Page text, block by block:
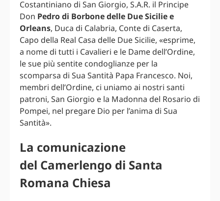
Costantiniano di San Giorgio, S.A.R. il Principe
Don Pedro di Borbone delle Due Sicilie e
Orleans, Duca di Calabria, Conte di Caserta,
Capo della Real Casa delle Due Sicilie, «esprime,
a nome di tutti i Cavalieri e le Dame dell’Ordine,
le sue più sentite condoglianze per la
scomparsa di Sua Santità Papa Francesco. Noi,
membri dell’Ordine, ci uniamo ai nostri santi
patroni, San Giorgio e la Madonna del Rosario di
Pompei, nel pregare Dio per l’anima di Sua
Santità».
La comunicazione
del Camerlengo di Santa
Romana Chiesa